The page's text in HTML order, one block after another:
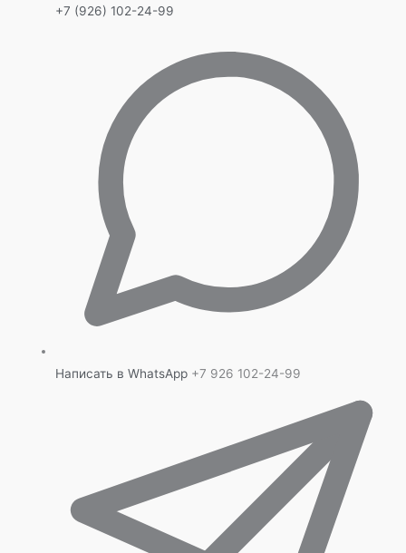
+7 (926) 102-24-99
Написать в WhatsApp +7 926 102-24-99